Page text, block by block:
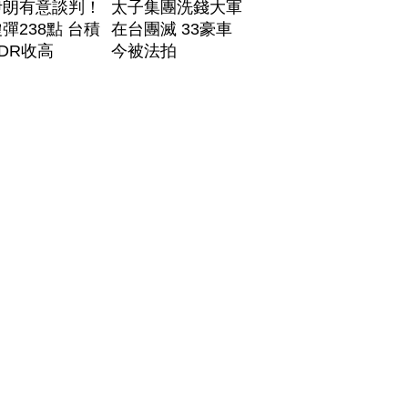
有意談判！
238點 台積
收高
太子集團洗錢大軍
在台團滅 33豪車
今被法拍